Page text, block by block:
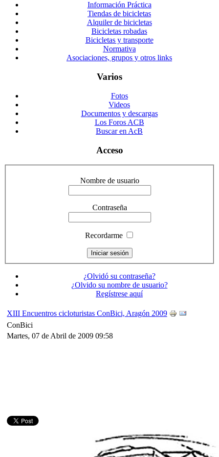
Información Práctica
Tiendas de bicicletas
Alquiler de bicicletas
Bicicletas robadas
Bicicletas y transporte
Normativa
Asociaciones, grupos y otros links
Varios
Fotos
Videos
Documentos y descargas
Los Foros ACB
Buscar en AcB
Acceso
Nombre de usuario
Contraseña
Recordarme
¿Olvidó su contraseña?
¿Olvido su nombre de usuario?
Regístrese aquí
XIII Encuentros cicloturistas ConBici, Aragón 2009
ConBici
Martes, 07 de Abril de 2009 09:58